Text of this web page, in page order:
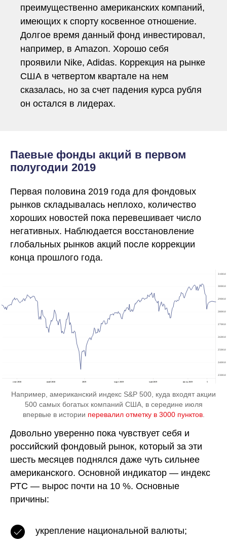
преимущественно американских компаний,
имеющих к спорту косвенное отношение.
Долгое время данный фонд инвестировал,
например, в Amazon. Хорошо себя
проявили Nike, Adidas. Коррекция на рынке
США в четвертом квартале на нем
сказалась, но за счет падения курса рубля
он остался в лидерах.
Паевые фонды акций в первом
полугодии 2019
Первая половина 2019 года для фондовых
рынков складывалась неплохо, количество
хороших новостей пока перевешивает число
негативных. Наблюдается восстановление
глобальных рынков акций после коррекции
конца прошлого года.
Например, американский индекс S&P 500, куда входят акции
500 самых богатых компаний США, в середине июля
впервые в истории перевалил отметку в 3000 пунктов.
Довольно уверенно пока чувствует себя и
российский фондовый рынок, который за эти
шесть месяцев поднялся даже чуть сильнее
американского. Основной индикатор — индекс
РТС — вырос почти на 10 %. Основные
причины:
укрепление национальной валюты;